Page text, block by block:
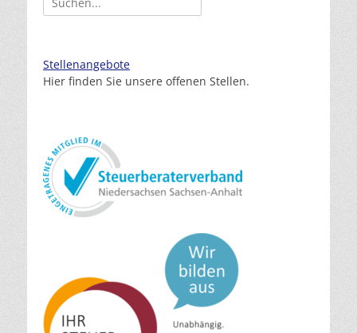
nach:
Stellenangebote
Hier finden Sie unsere offenen Stellen.